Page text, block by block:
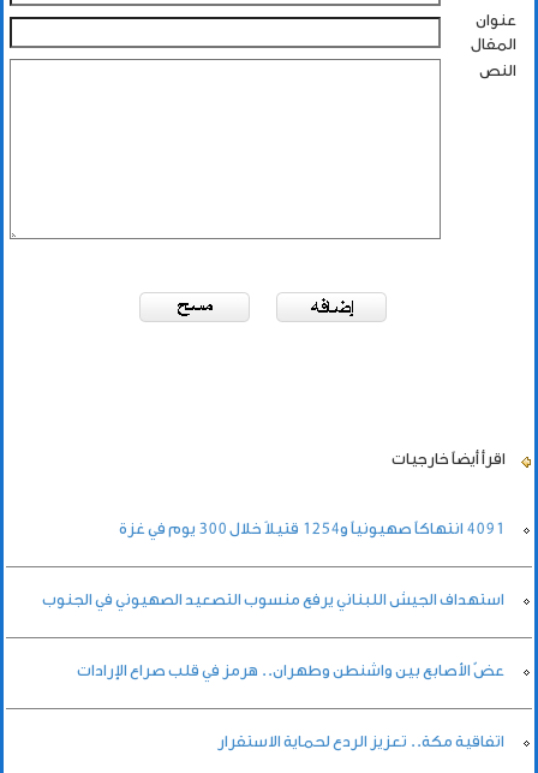
عنوان
المقال
النص
اقرأ أيضاً خارجيات
4091 انتهاكاً صهيونياً و1254 قتيلاً خلال 300 يوم في غزة
استهداف الجيش اللبناني يرفع منسوب التصعيد الصهيوني في الجنوب
عضّ الأصابع بين واشنطن وطهران.. هرمز في قلب صراع الإرادات
اتفاقية مكة.. تعزيز الردع لحماية الاستقرار